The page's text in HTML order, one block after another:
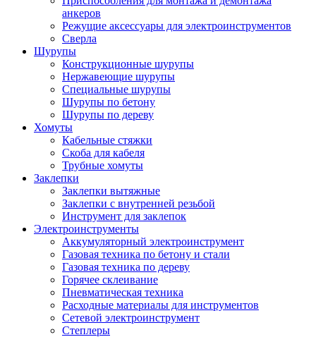
анкеров
Режущие аксессуары для электроинструментов
Сверла
Шурупы
Конструкционные шурупы
Нержавеющие шурупы
Специальные шурупы
Шурупы по бетону
Шурупы по дереву
Хомуты
Кабельные стяжки
Скоба для кабеля
Трубные хомуты
Заклепки
Заклепки вытяжные
Заклепки с внутренней резьбой
Инструмент для заклепок
Электроинструменты
Аккумуляторный электроинструмент
Газовая техника по бетону и стали
Газовая техника по дереву
Горячее склеивание
Пневматическая техника
Расходные материалы для инструментов
Сетевой электроинструмент
Степлеры